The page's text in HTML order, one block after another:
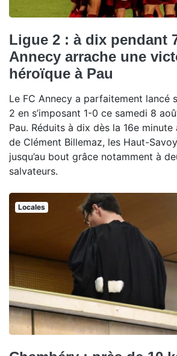
Ligue 2 : à dix pendant
Annecy arrache une
héroïque à Pau
Le FC Annecy a parfaitement lancé
2 en s’imposant 1-0 ce samedi 8
Pau. Réduits à dix dès la 16e minute
de Clément Billemaz, les Haut-
jusqu’au bout grâce notamment à
salvateurs.
Locales